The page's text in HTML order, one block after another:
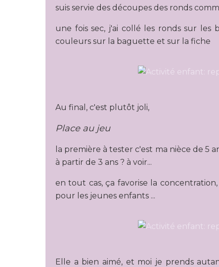
suis servie des découpes des ronds
une fois sec, j'ai collé les ronds sur
couleurs sur la baguette et sur la fiche
Au final, c'est plutôt joli,
Place au jeu
la première à tester c'est ma nièce de 5
à partir de 3 ans ? à voir...
en tout cas, ça favorise la
pour les jeunes enfants ...
Elle a bien aimé, et moi je prends